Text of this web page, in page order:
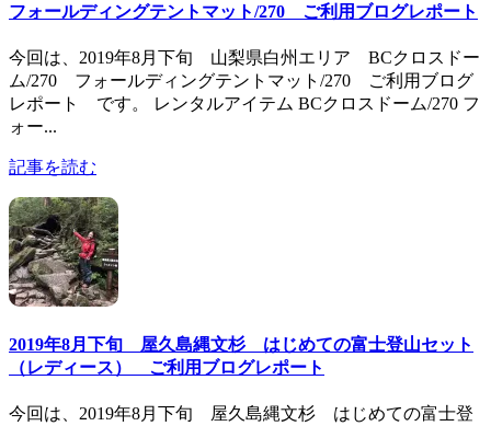
フォールディングテントマット/270 ご利用ブログレポート
今回は、2019年8月下旬 山梨県白州エリア BCクロスドー
ム/270 フォールディングテントマット/270 ご利用ブログ
レポート です。 レンタルアイテム BCクロスドーム/270 フ
ォー...
記事を読む
2019年8月下旬 屋久島縄文杉 はじめての富士登山セット
（レディース） ご利用ブログレポート
今回は、2019年8月下旬 屋久島縄文杉 はじめての富士登